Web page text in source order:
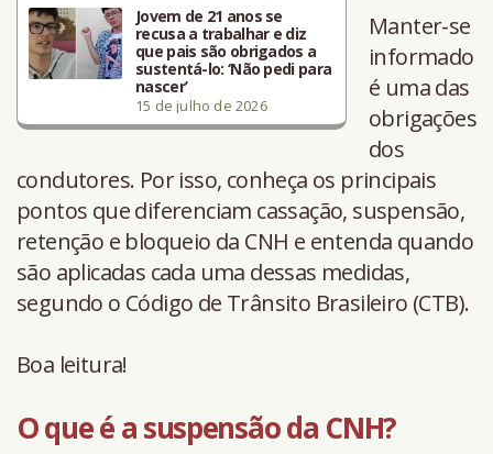
Jovem de 21 anos se
recusa a trabalhar e diz
que pais são obrigados a
sustentá-lo: ‘Não pedi para
nascer’
15 de julho de 2026
Manter-se
informado
é uma das
obrigações
dos
condutores. Por isso, conheça os principais
pontos que diferenciam cassação, suspensão,
retenção e bloqueio da CNH e entenda quando
são aplicadas cada uma dessas medidas,
segundo o Código de Trânsito Brasileiro (CTB).
Boa leitura!
O que é a suspensão da CNH?